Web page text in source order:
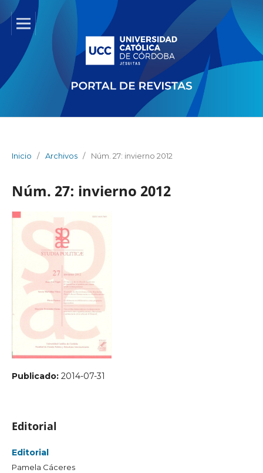
Inicio / Archivos / Núm. 27: invierno 2012
Núm. 27: invierno 2012
Publicado: 2014-07-31
Editorial
Editorial
Pamela Cáceres